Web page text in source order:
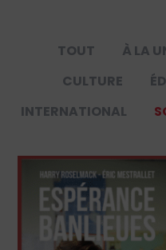
TOUT À LA
CULTURE
INTERNATIONAL